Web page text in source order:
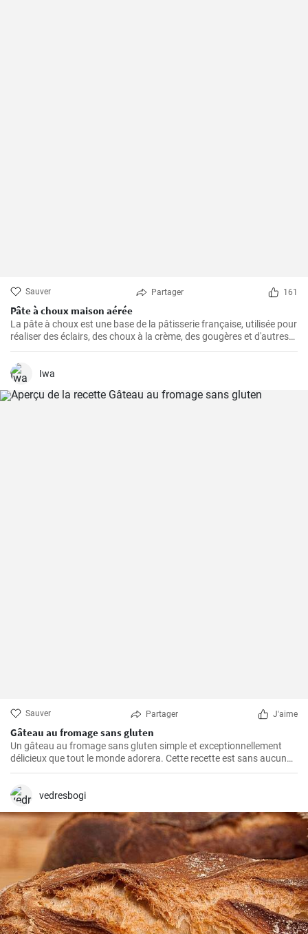
Sauver Partager 161
Pâte à choux maison aérée
La pâte à choux est une base de la pâtisserie française, utilisée pour
réaliser des éclairs, des choux à la crème, des gougères et d'autres
délicieuses pâtisseries.
Iwa
Sauver Partager J'aime
Gâteau au fromage sans gluten
Un gâteau au fromage sans gluten simple et exceptionnellement
délicieux que tout le monde adorera. Cette recette est sans aucun
doute le meilleur gâteau au fromage sans gluten que vous ayez
vedresbogi